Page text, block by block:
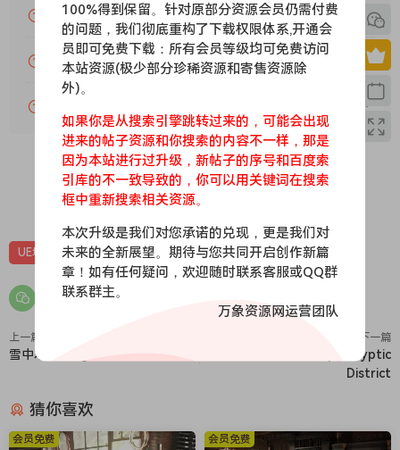
为什么付款了未开通VIP会员？
账号可以分享或者借给别人用吗？
0
UE场景 UE场景-末日丨废土 UE资源 未分类
上一篇
雪中木屋-Log Cabin
下一篇
废弃城镇-Post Apocalyptic
District
猜你喜欢
会员免费 会员免费
100%得到保留。针对原部分资源会员仍需付费
的问题，我们彻底重构了下载权限体系,开通会
员即可免费下载：所有会员等级均可免费访问
本站资源(极少部分珍稀资源和寄售资源除
外)。
如果你是从搜索引擎跳转过来的，可能会出现
进来的帖子资源和你搜索的内容不一样，那是
因为本站进行过升级，新帖子的序号和百度索
引库的不一致导致的，你可以用关键词在搜索
框中重新搜索相关资源。
本次升级是我们对您承诺的兑现，更是我们对
未来的全新展望。期待与您共同开启创作新篇
章！如有任何疑问，欢迎随时联系客服或QQ群
联系群主。
万象资源网运营团队